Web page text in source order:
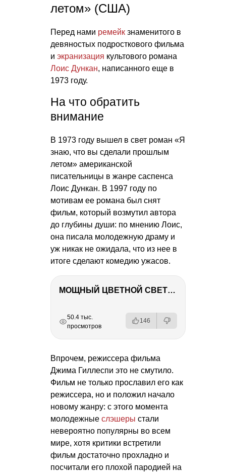
летом» (США)
Перед нами ремейк знаменитого в
девяностых подросткового фильма
и экранизация культового романа
Лоис Дункан, написанного еще в
1973 году.
На что обратить
внимание
В 1973 году вышел в свет роман «Я
знаю, что вы сделали прошлым
летом» американской
писательницы в жанре саспенса
Лоис Дункан. В 1997 году по
мотивам ее романа был снят
фильм, который возмутил автора
до глубины души: по мнению Лоис,
она писала молодежную драму и
уж никак не ожидала, что из нее в
итоге сделают комедию ужасов.
МОЩНЫЙ ЦВЕТНОЙ СВЕТ – NANLITE FC-500C
РЕКЛАМА
РЕКЛАМА
РЕКЛАМА
РЕКЛАМА
50.4 тыс.
просмотров
146
Впрочем, режиссера фильма
Джима Гиллеспи это не смутило.
Фильм не только прославил его как
режиссера, но и положил начало
новому жанру: с этого момента
молодежные слэшеры стали
невероятно популярны во всем
мире, хотя критики встретили
фильм достаточно прохладно и
посчитали его плохой пародией на